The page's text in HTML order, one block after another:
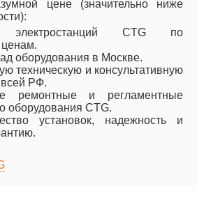
цене (значительно ниже
электростанций CTG по
оборудования в Москве.
техническую и консультативную
РФ.
ремонтные и регламентные
оборудования CTG.
установок, надежность и